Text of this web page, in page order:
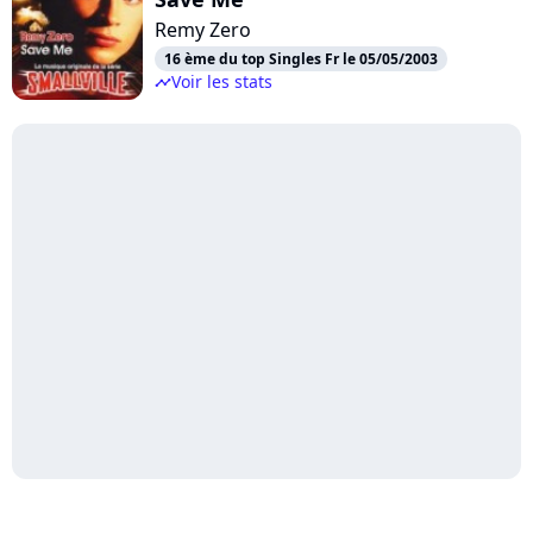
Remy Zero
16 ème du top Singles Fr le 05/05/2003
timelineVoir les stats